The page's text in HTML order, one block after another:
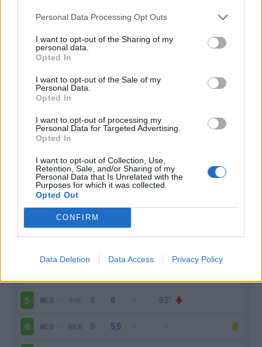
Personal Data Processing Opt Outs
I want to opt-out of the Sharing of my
personal data.
Opted In
I want to opt-out of the Sale of my
Personal Data.
Opted In
I want to opt-out of processing my
Personal Data for Targeted Advertising.
Opted In
I want to opt-out of Collection, Use,
Retention, Sale, and/or Sharing of my
Personal Data that Is Unrelated with the
Purposes for which it was collected.
Opted Out
CONFIRM
Data Deletion Data Access Privacy Policy
Infortunato 0 - 0%
Inutilizzato
Scarica riepilogo
stagionale
Giornata Voto FV Entrato Uscito Bonus/Malus
BRI-WES
-WES
5 WES - SHE
6 WES - NEW